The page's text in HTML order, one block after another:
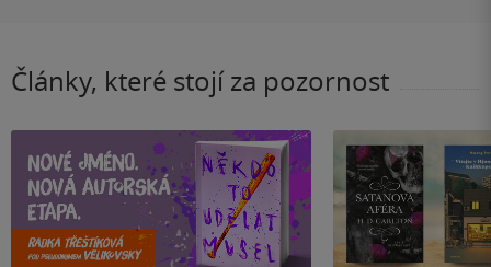
Články, které stojí za pozornost